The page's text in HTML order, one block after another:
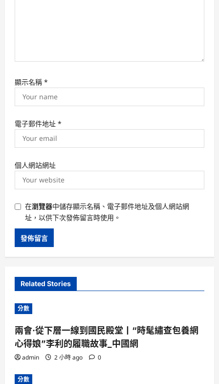
顯示名稱 *
電子郵件地址 *
個人網站網址
在瀏覽器中儲存顯示名稱、電子郵件地址及個人網站網
址，以供下次發佈留言時使用。
Related Stories
分數
兩會·從下層一線到國民殿堂丨“時髦繡查包養網
心得娘”李利的履職故事_中國網
admin 2 小時 ago 0
分數